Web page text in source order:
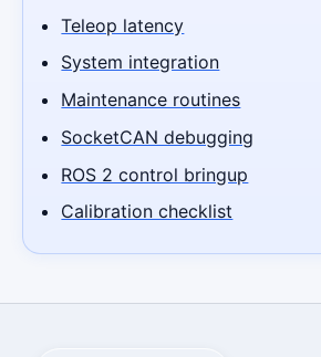
Teleop latency
System integration
Maintenance routines
SocketCAN debugging
ROS 2 control bringup
Calibration checklist